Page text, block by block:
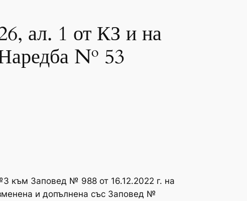
ал. 1 от КЗ и на
№ 53
към Заповед № 988 от 16.12.2022 г. на
и допълнена със Заповед №